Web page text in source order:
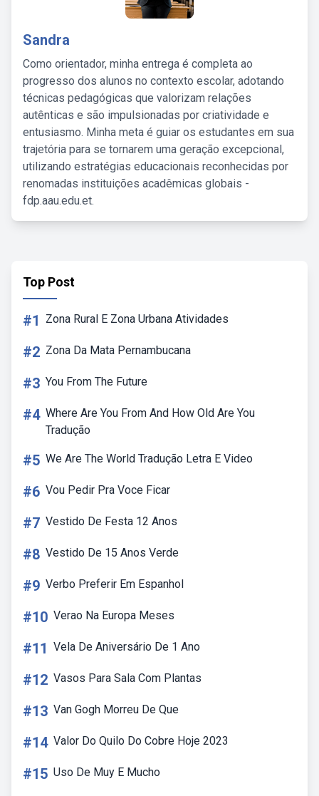
Sandra
Como orientador, minha entrega é completa ao
progresso dos alunos no contexto escolar, adotando
técnicas pedagógicas que valorizam relações
autênticas e são impulsionadas por criatividade e
entusiasmo. Minha meta é guiar os estudantes em sua
trajetória para se tornarem uma geração excepcional,
utilizando estratégias educacionais reconhecidas por
renomadas instituições acadêmicas globais -
fdp.aau.edu.et.
Top Post
#1 Zona Rural E Zona Urbana Atividades
#2 Zona Da Mata Pernambucana
#3 You From The Future
#4 Where Are You From And How Old Are You
Tradução
#5 We Are The World Tradução Letra E Video
#6 Vou Pedir Pra Voce Ficar
#7 Vestido De Festa 12 Anos
#8 Vestido De 15 Anos Verde
#9 Verbo Preferir Em Espanhol
#10 Verao Na Europa Meses
#11 Vela De Aniversário De 1 Ano
#12 Vasos Para Sala Com Plantas
#13 Van Gogh Morreu De Que
#14 Valor Do Quilo Do Cobre Hoje 2023
#15 Uso De Muy E Mucho